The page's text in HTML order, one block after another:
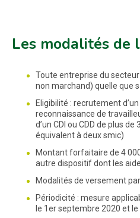
Les modalités de
Toute entreprise du
non marchand) quelle que
Eligibilité : recrutement
reconnaissance de
d’un CDI ou CDD de plus
équivalent à deux smic)
Montant forfaitaire de 4
autre dispositif dont les
Modalités de versement
Périodicité : mesure
le 1er septembre 2020 et